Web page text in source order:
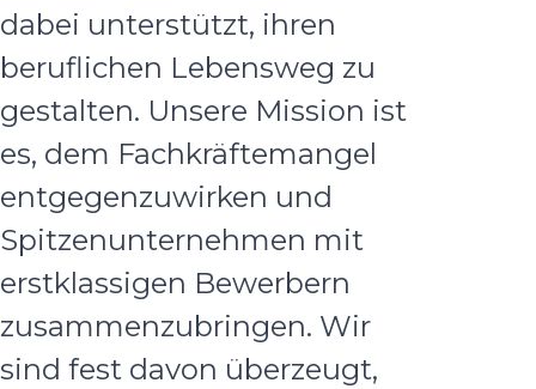
dabei unterstützt, ihren
beruflichen Lebensweg zu
gestalten. Unsere Mission ist
es, dem Fachkräftemangel
entgegenzuwirken und
Spitzenunternehmen mit
erstklassigen Bewerbern
zusammenzubringen. Wir
sind fest davon überzeugt,